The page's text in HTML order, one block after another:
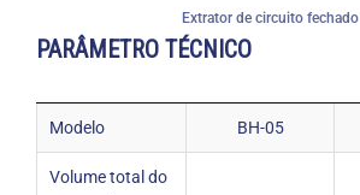
Extrator de circuito fechado
PARÂMETRO TÉCNICO
Modelo BH-05
Volume total do